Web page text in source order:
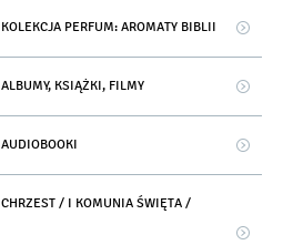
KOLEKCJA PERFUM: AROMATY BIBLII
ALBUMY, KSIĄŻKI, FILMY
AUDIOBOOKI
CHRZEST / I KOMUNIA ŚWIĘTA /